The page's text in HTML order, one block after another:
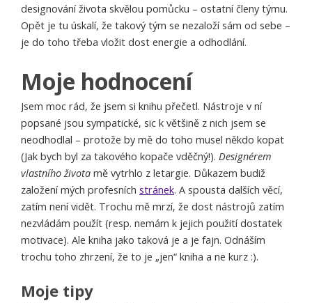
designování života skvělou pomůcku – ostatní členy týmu.
Opět je tu úskalí, že takový tým se nezaloží sám od sebe –
je do toho třeba vložit dost energie a odhodlání.
Moje hodnocení
Jsem moc rád, že jsem si knihu přečetl. Nástroje v ní
popsané jsou sympatické, sic k většině z nich jsem se
neodhodlal – protože by mě do toho musel někdo kopat
(Jak bych byl za takového kopače vděčný!). Designérem
vlastního života mě vytrhlo z letargie. Důkazem budiž
založení mých profesních stránek. A spousta dalších věcí,
zatím není vidět. Trochu mě mrzí, že dost nástrojů zatím
nezvládám použít (resp. nemám k jejich použití dostatek
motivace). Ale kniha jako taková je a je fajn. Odnáším
trochu toho zhrzení, že to je „jen“ kniha a ne kurz :).
Moje tipy